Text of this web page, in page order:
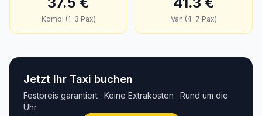
Kombi (1–3 Pax) Van (4–7 Pax)
Jetzt Ihr Taxi buchen
Festpreis garantiert · Keine Extrakosten · Rund um die
Uhr